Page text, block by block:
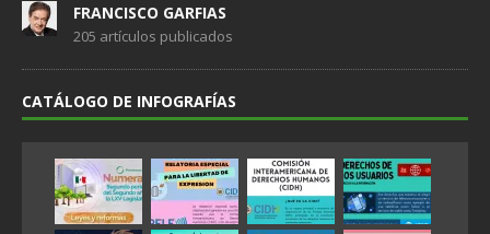
FRANCISCO GARFIAS
205 artículos publicados
CATÁLOGO DE INFOGRAFÍAS